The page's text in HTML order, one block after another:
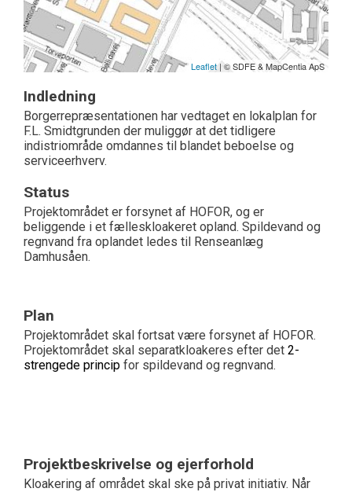
Leaflet| © SDFE & MapCentia ApS
Indledning
Borgerrepræsentationen har vedtaget en lokalplan for
F.L. Smidtgrunden der muliggør at det tidligere
indistriområde omdannes til blandet beboelse og
serviceerhverv.
Status
Projektområdet er forsynet af HOFOR, og er
beliggende i et fælleskloakeret opland. Spildevand og
regnvand fra oplandet ledes til Renseanlæg
Damhusåen.
Plan
Projektområdet skal fortsat være forsynet af HOFOR.
Projektområdet skal separatkloakeres efter det 2-
strengede princip for spildevand og regnvand.
Projektbeskrivelse og ejerforhold
Kloakering af området skal ske på privat initiativ. Når